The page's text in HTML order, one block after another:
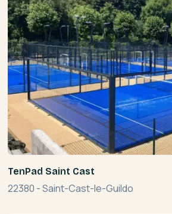
TenPad Saint Cast
22380 -Saint-Cast-le-Guildo